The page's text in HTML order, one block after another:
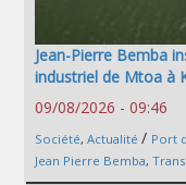
Jean-Pierre Bemba
industriel de Mtoa à
09/08/2026 - 09:46
Société, Actualité / Port
Jean Pierre Bemba,